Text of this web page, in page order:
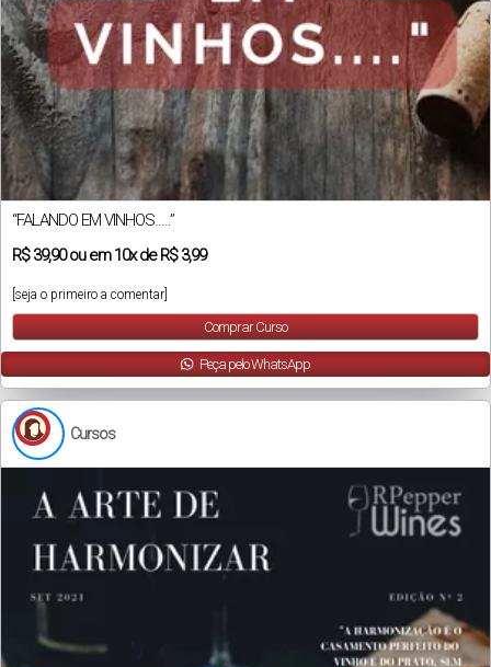
“FALANDO EM VINHOS…..”
R$39,90ou em10xdeR$ 3,99
[seja o primeiro a comentar]
Comprar Curso
Peça pelo WhatsApp
Cursos